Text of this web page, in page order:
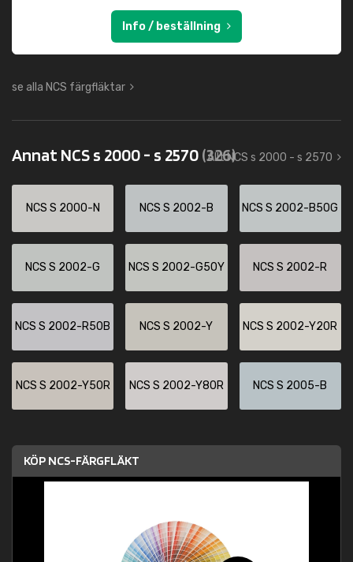
Info / beställning
se alla NCS färgfläktar
Annat NCS s 2000 - s 2570(326)
Allt NCS s 2000 - s 2570
NCS S 2000-N NCS S 2002-B NCS S 2002-B50G
NCS S 2002-G NCS S 2002-G50Y NCS S 2002-R
NCS S 2002-R50B NCS S 2002-Y NCS S 2002-Y20R
NCS S 2002-Y50R NCS S 2002-Y80R NCS S 2005-B
KÖP NCS-FÄRGFLÄKT